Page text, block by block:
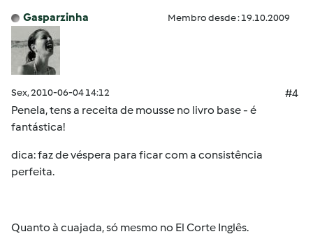
Gasparzinha Membro desde : 19.10.2009
Sex, 2010-06-04 14:12
#4
Penela, tens a receita de mousse no livro base - é
fantástica!
dica: faz de véspera para ficar com a consistência
perfeita.
Quanto à cuajada, só mesmo no El Corte Inglês.